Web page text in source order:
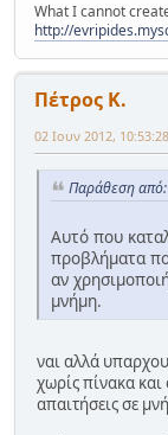
What I cannot
http://
Πέτρος Κ.
02 Ιουν 2012,
Παράθεση
Αυτό που
προβλήματα
αν
μνήμη.
ναι αλλά
χωρίς πίνακα
απαιτήσεις σε